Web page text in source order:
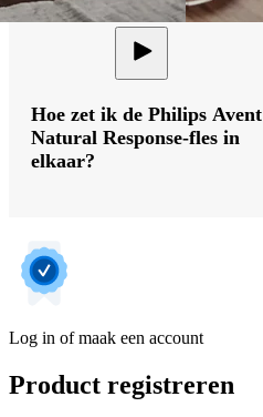
Hoe zet ik de Philips Avent
Natural Response-fles in
elkaar?
Log in of maak een account
Product registreren